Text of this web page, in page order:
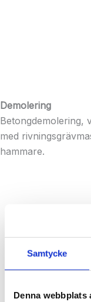
Samtycke
Denna webbplats
Demolering
Betongdemolering,
med
hammare.